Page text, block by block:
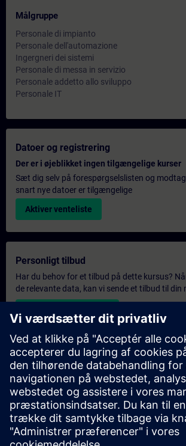
Målgruppe
Personale di impianto
Personale dell'automazione
Ingergneri dei sistemi
Personale di messa in servizio
Personale addetto allo sviluppo
Personale IT
Datoer og registrering
Der er i øjeblikket ingen tilgængelige kurser
Sæt dig selv på forespørgselslisten og modtag
snart nye datoer er tilgængelige
Aktiver venteliste
Personligt tilbud
Har du behov for et tilbud på dette kursus?
de relevante data, kan vi sende et tilbud til din
Send personligt tilbud
Eksklusiv forespørgsel om træning
Har du et højere uddannelsesbehov og har
eksklusiv uddannelse – enten på stedet,
SITRAIN-uddannelsescenter? Når du har
oplysninger og dine uddannelsesbehov,
på eksklusiv uddannelse fra os.